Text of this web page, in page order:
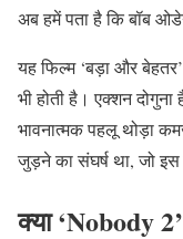
अब हमें पता है कि बॉब
यह फिल्म ‘बड़ा और
भी होती है। एक्शन
भावनात्मक पहलू थोड़ा
जुड़ने का संघर्ष था, जो
क्या ‘Nobody